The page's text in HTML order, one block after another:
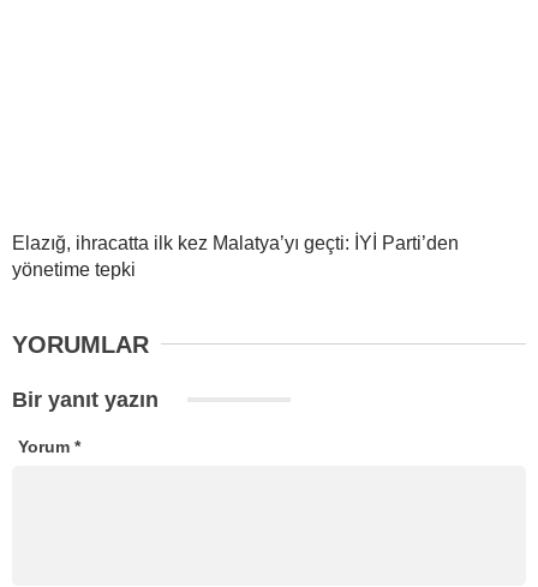
Elazığ, ihracatta ilk kez Malatya’yı geçti: İYİ Parti’den
yönetime tepki
YORUMLAR
Bir yanıt yazın
Yorum *